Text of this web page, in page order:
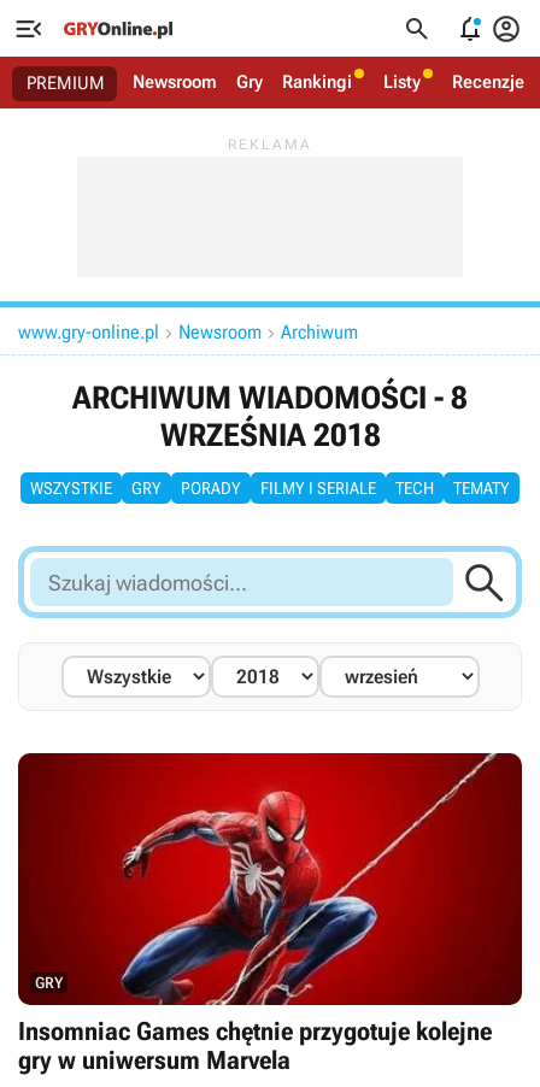
   
PREMIUM Newsroom Gry Rankingi Listy Recenzje
www.gry-online.pl  Newsroom  Archiwum
ARCHIWUM WIADOMOŚCI - 8
WRZEŚNIA 2018
WSZYSTKIE GRY PORADY FILMY I SERIALE TECH TEMATY
Szukaj
wiadomości...

GRY
Insomniac Games chętnie przygotuje kolejne
gry w uniwersum Marvela